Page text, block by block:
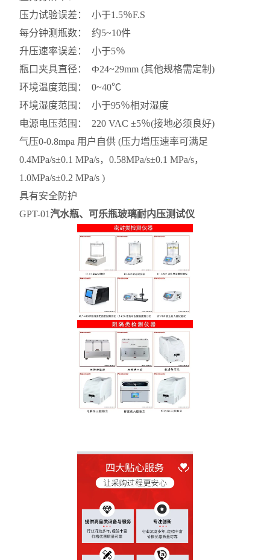
压力试验误差： 小于1.5％F.S
每分钟测瓶数： 约5~10件
升压速率误差： 小于5％
瓶口夹具直径： Ф24~29mm (其他规格需定制)
环境温度范围： 0~40℃
环境湿度范围： 小于95％相对湿度
电源电压范围： 220 VAC ±5％(接地必须良好)
气压0-0.8mpa 用户自供 (压力增压速率可满足
0.4MPa/s±0.1 MPa/s，0.58MPa/s±0.1 MPa/s，
1.0MPa/s±0.2 MPa/s )
具有安全防护
GPT-01汽水瓶、可乐瓶玻璃耐内压测试仪